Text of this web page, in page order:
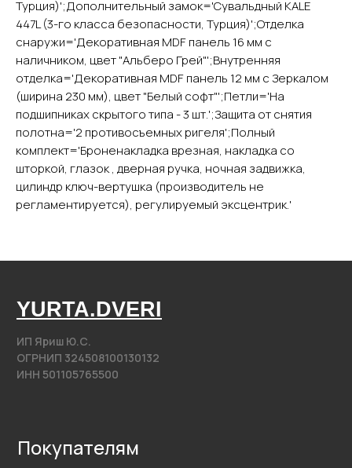
Турция)';Дополнительный замок='Сувальдный KALE
447L (3-го класса безопасности, Турция)';Отделка
снаружи='Декоративная MDF панель 16 мм с
наличником, цвет "Альберо Грей"';Внутренняя
отделка='Декоративная MDF панель 12 мм с Зеркалом
(ширина 230 мм), цвет "Белый софт"';Петли='На
подшипниках скрытого типа - 3 шт.';Защита от снятия
полотна='2 противосъемных ригеля';Полный
комплект='Броненакладка врезная, накладка со
шторкой, глазок , дверная ручка, ночная задвижка,
цилиндр ключ-вертушка (производитель не
регламентируется), регулируемый эксцентрик.'
Контакты
О компании
Доставка и оплата
Фурнитура
Арки
Межкомнатные двери
Написать на почту
Свяжитесь с нами
Входные двери
Каталог
Политика конфиденциальности